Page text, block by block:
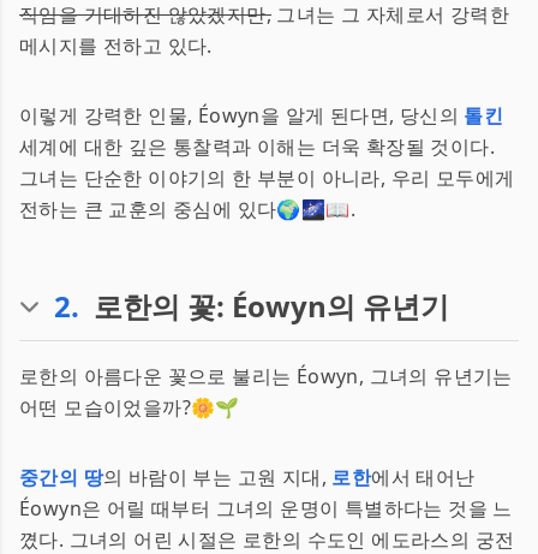
직임을 기대하진 않았겠지만, 그녀는 그 자체로서 강력한
메시지를 전하고 있다.
이렇게 강력한 인물, Éowyn을 알게 된다면, 당신의 톨킨
세계에 대한 깊은 통찰력과 이해는 더욱 확장될 것이다.
그녀는 단순한 이야기의 한 부분이 아니라, 우리 모두에게
전하는 큰 교훈의 중심에 있다🌍🌌📖.
2. 로한의 꽃: Éowyn의 유년기
로한의 아름다운 꽃으로 불리는 Éowyn, 그녀의 유년기는
어떤 모습이었을까?🌼🌱
중간의 땅의 바람이 부는 고원 지대, 로한에서 태어난
Éowyn은 어릴 때부터 그녀의 운명이 특별하다는 것을 느
꼈다. 그녀의 어린 시절은 로한의 수도인 에도라스의 궁전